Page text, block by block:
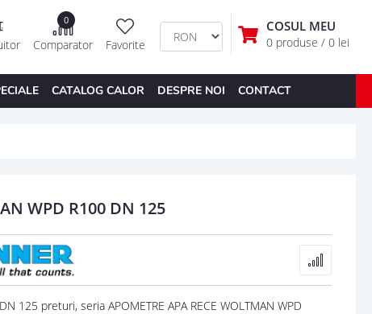
COSUL MEU
0 produse / 0 lei
Favorite
0
Comparator
CATALOG CALOR DESPRE NOI CONTACT
WPD R100 DN 125
125 preturi, seria APOMETRE APA RECE WOLTMAN WPD